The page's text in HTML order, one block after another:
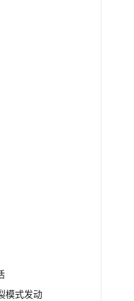
模式发动